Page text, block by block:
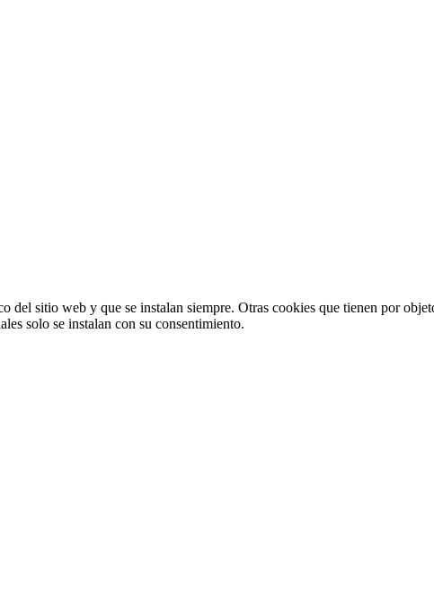
del sitio web y que se instalan siempre. Otras cookies que tienen por
solo se instalan con su consentimiento.